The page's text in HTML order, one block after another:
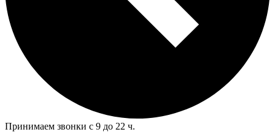
Принимаем звонки с 9 до 22 ч.